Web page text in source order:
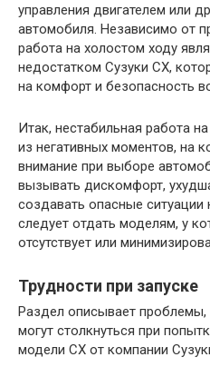
управления двигателем или
автомобиля. Независимо от
работа на холостом ходу
недостатком Сузуки СХ,
на комфорт и безопасность
Итак, нестабильная работа
из негативных моментов, на
внимание при выборе
вызывать дискомфорт,
создавать опасные ситуации
следует отдать моделям, у
отсутствует или
Трудности при запуске
Раздел описывает
могут столкнуться при
модели СХ от компании